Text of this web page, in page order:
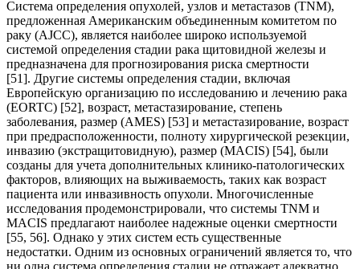
Система определения опухолей, узлов и метастазов (TNM),
предложенная Американским объединенным комитетом по
раку (AJCC), является наиболее широко используемой
системой определения стадии рака щитовидной железы и
предназначена для прогнозирования риска смертности
[51]. Другие системы определения стадии, включая
Европейскую организацию по исследованию и лечению рака
(EORTC) [52], возраст, метастазирование, степень
заболевания, размер (AMES) [53] и метастазирование, возраст
при предрасположенности, полноту хирургической резекции,
инвазию (экстращитовидную), размер (MACIS) [54], были
созданы для учета дополнительных клинико-патологических
факторов, влияющих на выживаемость, таких как возраст
пациента или инвазивность опухоли. Многочисленные
исследования продемонстрировали, что системы TNM и
MACIS предлагают наиболее надежные оценки смертности
[55, 56]. Однако у этих систем есть существенные
недостатки. Одним из основных ограничений является то, что
ни одна система определения стадии не отражает адекватно